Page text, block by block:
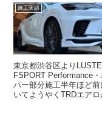
施工実績
東京都渋谷区より
FSPORT Performance
パー部分施工半年ほど
いてようやくTRDエアロ